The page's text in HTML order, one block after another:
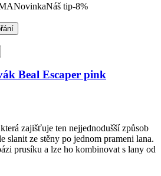
NovinkaNáš tip-8%
Beal Escaper pink
zajišťuje ten nejjednodušší způsob
slanit ze stěny po jednom prameni lana.
prusíku a lze ho kombinovat s lany od